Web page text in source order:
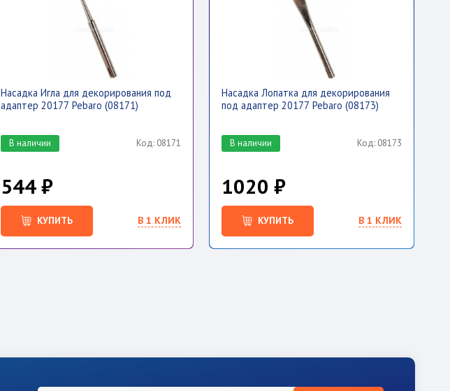
Насадка Игла для декорирования под
адаптер 20177 Pebaro (08171)
В наличии Код: 08171
544 ₽
КУПИТЬ В 1 КЛИК
Насадка Лопатка для декорирования
под адаптер 20177 Pebaro (08173)
В наличии Код: 08173
1020 ₽
КУПИТЬ В 1 КЛИК